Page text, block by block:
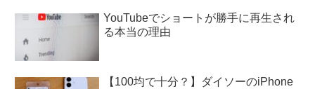
YouTubeでショートが勝手に再生され
る本当の理由
【100均で十分？】ダイソーのiPhone